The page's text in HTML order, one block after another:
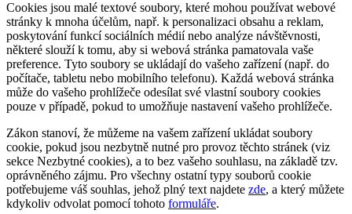
Cookies jsou malé textové soubory, které mohou používat webové
stránky k mnoha účelům, např. k personalizaci obsahu a reklam,
poskytování funkcí sociálních médií nebo analýze návštěvnosti,
některé slouží k tomu, aby si webová stránka pamatovala vaše
preference. Tyto soubory se ukládají do vašeho zařízení (např. do
počítače, tabletu nebo mobilního telefonu). Každá webová stránka
může do vašeho prohlížeče odesílat své vlastní soubory cookies
pouze v případě, pokud to umožňuje nastavení vašeho prohlížeče.
Zákon stanoví, že můžeme na vašem zařízení ukládat soubory
cookie, pokud jsou nezbytně nutné pro provoz těchto stránek (viz
sekce Nezbytné cookies), a to bez vašeho souhlasu, na základě tzv.
oprávněného zájmu. Pro všechny ostatní typy souborů cookie
potřebujeme váš souhlas, jehož plný text najdete zde, a který můžete
kdykoliv odvolat pomocí tohoto formuláře.